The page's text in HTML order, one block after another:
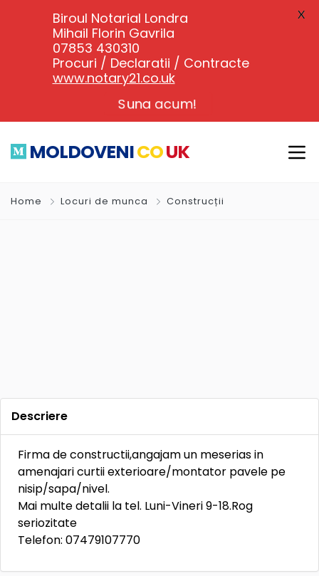
MOLDOVENICOUK
Home Locuri de munca Construcții
Descriere
Firma de constructii,angajam un meserias in
amenajari curtii exterioare/montator pavele pe
nisip/sapa/nivel.
Mai multe detalii la tel. Luni-Vineri 9-18.Rog
seriozitate
Telefon: 07479107770
Biroul Notarial Londra
Mihail Florin Gavrila
07853 430310
Procuri / Declaratii / Contracte
www.notary21.co.uk
Suna acum!
X